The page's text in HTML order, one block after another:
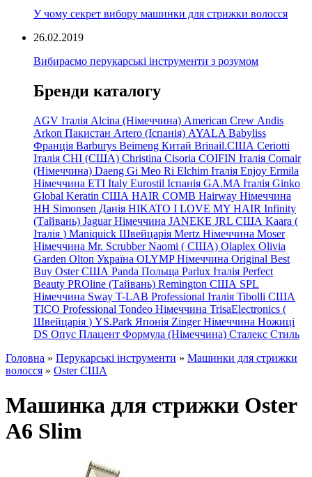
У чому секрет вибору машинки для стрижки волосся
26.02.2019
Вибираємо перукарські інструменти з розумом
Бренди каталогу
AGV Італія Alcina (Німеччина) American Crew Andis
Arkon Пакистан Artero (Іспанія) AYALA Babyliss
Франція Barburys Beimeng Китай Brinail.США Ceriotti
Італія CHI (США) Christina Cisoria COIFIN Італія Comair
(Німеччина) Daeng Gi Meo Ri Elchim Італія Enjoy Ermila
Німеччина ETI Italy Eurostil Іспанія GA.MA Італія Ginko
Global Keratin США HAIR COMB Hairway Німеччина
HH Simonsen Данія HIKATO I LOVE MY HAIR Infinity
(Тайвань) Jaguar Німеччина JANEKE JRL США Kaara (
Італія ) Maniquick Швейцарія Mertz Німеччина Moser
Німеччина Mr. Scrubber Naomi ( США) Olaplex Olivia
Garden Olton Україна OLYMP Німеччина Original Best
Buy Oster США Panda Польща Parlux Італія Perfect
Beauty PROline (Тайвань) Remington США SPL
Німеччина Sway T-LAB Professional Італія Tibolli США
TICO Professional Tondeo Німеччина TrisaElectronics (
Швейцарія ) YS.Park Японія Zinger Німеччина Ножиці
DS Опус Плацент Формула (Німеччина) Сталекс Стиль
Головна » Перукарські інструменти » Машинки для стрижки
волосся » Oster США
Машинка для стрижки Oster
A6 Slim